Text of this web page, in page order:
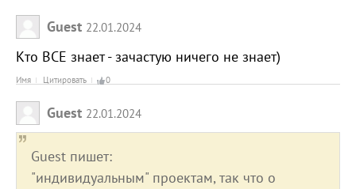
Guest 22.01.2024
Кто ВСЕ знает - зачастую ничего не знает)
Имя Цитировать 0
Guest 22.01.2024
Guest пишет:
"индивидуальным" проектам, так что о